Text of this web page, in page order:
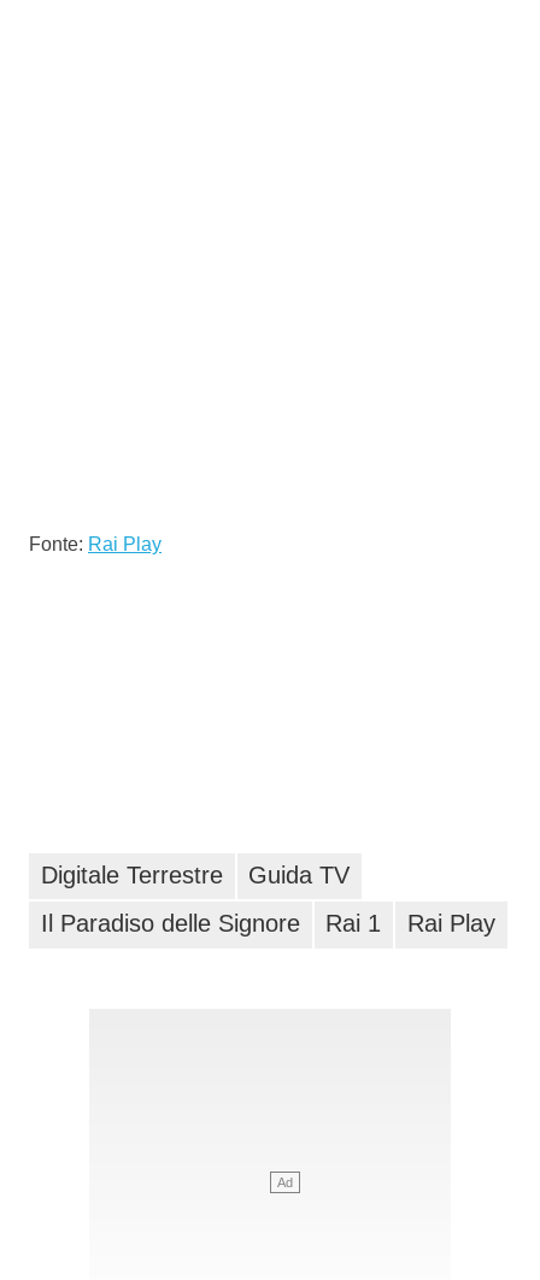
Fonte: Rai Play
Digitale Terrestre
Guida TV
Il Paradiso delle Signore
Rai 1 Rai Play